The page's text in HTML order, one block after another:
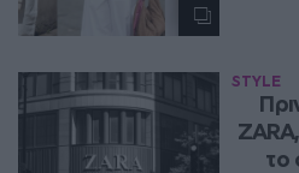
STYLE
το